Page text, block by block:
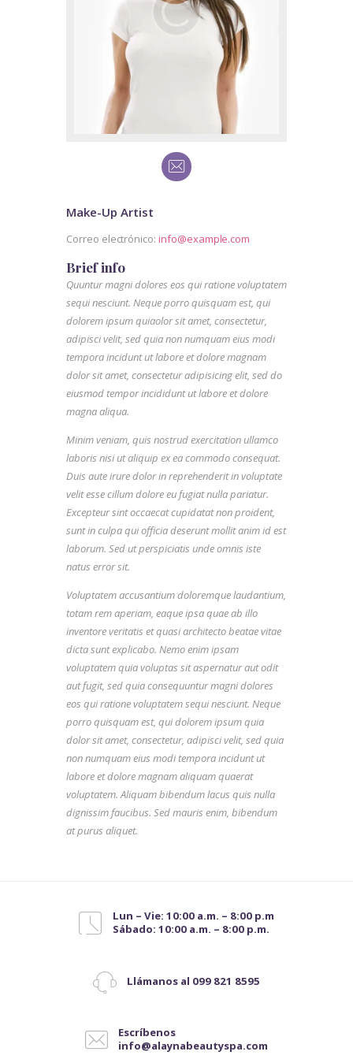
Make-Up Artist
Correo electrónico: info@example.com
Brief info
Quuntur magni dolores eos qui ratione voluptatem
sequi nesciunt. Neque porro quisquam est, qui
dolorem ipsum quiaolor sit amet, consectetur,
adipisci velit, sed quia non numquam eius modi
tempora incidunt ut labore et dolore magnam
dolor sit amet, consectetur adipisicing elit, sed do
eiusmod tempor incididunt ut labore et dolore
magna aliqua.
Minim veniam, quis nostrud exercitation ullamco
laboris nisi ut aliquip ex ea commodo consequat.
Duis aute irure dolor in reprehenderit in voluptate
velit esse cillum dolore eu fugiat nulla pariatur.
Excepteur sint occaecat cupidatat non proident,
sunt in culpa qui officia deserunt mollit anim id est
laborum. Sed ut perspiciatis unde omnis iste
natus error sit.
Voluptatem accusantium doloremque laudantium,
totam rem aperiam, eaque ipsa quae ab illo
inventore veritatis et quasi architecto beatae vitae
dicta sunt explicabo. Nemo enim ipsam
voluptatem quia voluptas sit aspernatur aut odit
aut fugit, sed quia consequuntur magni dolores
eos qui ratione voluptatem sequi nesciunt. Neque
porro quisquam est, qui dolorem ipsum quia
dolor sit amet, consectetur, adipisci velit, sed quia
non numquam eius modi tempora incidunt ut
labore et dolore magnam aliquam quaerat
voluptatem. Aliquam bibendum lacus quis nulla
dignissim faucibus. Sed mauris enim, bibendum
at purus aliquet.
Lun – Vie: 10:00 a.m. – 8:00 p.m
Sábado: 10:00 a.m. – 8:00 p.m.
Llámanos al 099 821 8595
Escríbenos
info@alaynabeautyspa.com